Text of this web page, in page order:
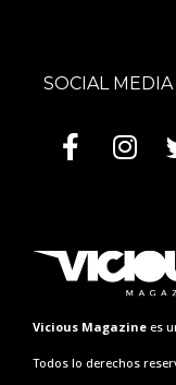
SOCIAL MEDIA
Vicious Magazine es
Todos lo derechos